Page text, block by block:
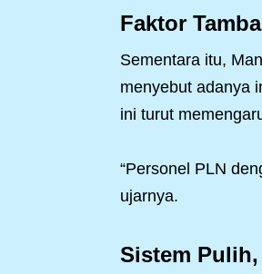
Faktor
Sementara itu,
menyebut adanya
ini turut
“Personel PLN
ujarnya.
Sistem